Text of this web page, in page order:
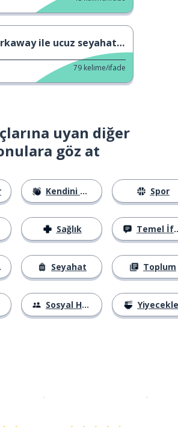
ile ucuz seyahat et.
79 kelime/ifade
uyan diğer
göz at
Kendini Tanıtma
Sağlık
Seyahat
Sosyal Hayat
Spor
Temel İfadeler
Toplum